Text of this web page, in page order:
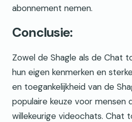
abonnement nemen.
Conclusie:
Zowel de Shagle als de Chat
hun eigen kenmerken en
en toegankelijkheid van de
populaire keuze voor mensen
willekeurige videochats. Chat